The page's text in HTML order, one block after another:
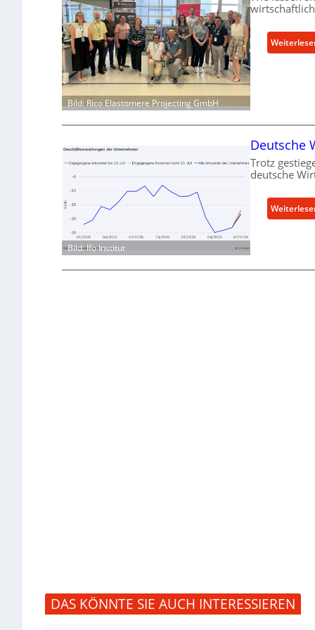
Bild: Rico Elastomere Projecting GmbH
Bild: Ifo Institut
Deutsche
Trotz
deutsche
DAS KÖNNTE SIE AUCH INTERESSIEREN